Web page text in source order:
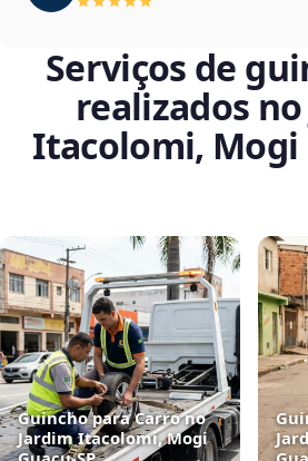
Serviços de
realizados
Itacolomi, Mogi
Guincho para Carro no
Jardim Itacolomi, Mogi